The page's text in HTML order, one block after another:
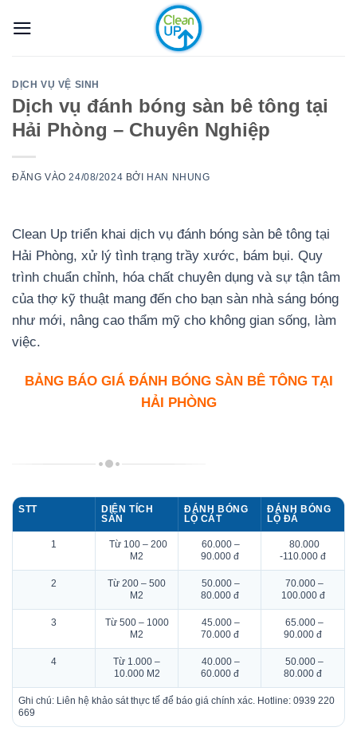
qua
DỊCH VỤ VỆ SINH
Dịch vụ đánh bóng sàn bê tông tại
Hải Phòng – Chuyên Nghiệp
ĐĂNG VÀO24/08/2024 BỞI HAN NHUNG
Clean Up triển khai dịch vụ đánh bóng sàn bê tông tại
Hải Phòng, xử lý tình trạng trầy xước, bám bụi. Quy
trình chuẩn chỉnh, hóa chất chuyên dụng và sự tận tâm
của thợ kỹ thuật mang đến cho bạn sàn nhà sáng bóng
như mới, nâng cao thẩm mỹ cho không gian sống, làm
việc.
BẢNG BÁO GIÁ ĐÁNH BÓNG SÀN BÊ TÔNG TẠI
HẢI PHÒNG
STT
DIỆN TÍCH
SÀN
ĐÁNH BÓNG
LỘ CÁT
ĐÁNH BÓNG
LỘ ĐÁ
1
Từ 100 – 200
M2
60.000 –
90.000 đ
80.000
-110.000 đ
2
Từ 200 – 500
M2
50.000 –
80.000 đ
70.000 –
100.000 đ
3
Từ 500 – 1000
M2
45.000 –
70.000 đ
65.000 –
90.000 đ
4
Từ 1.000 –
10.000 M2
40.000 –
60.000 đ
50.000 –
80.000 đ
Ghi chú: Liên hệ khảo sát thực tế để báo giá chính xác. Hotline: 0939 220
669